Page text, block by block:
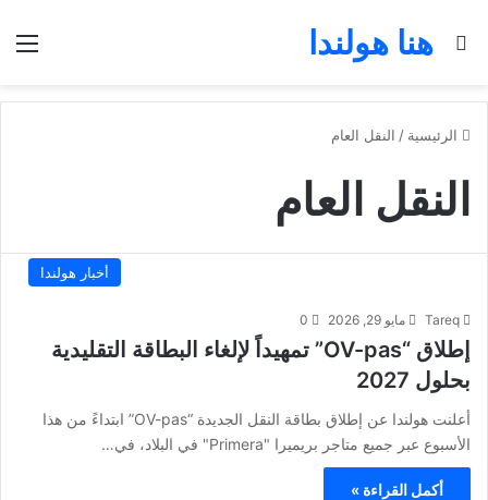
هنا هولندا
بحث عن
الرئيسية / النقل العام
النقل العام
أخبار هولندا
Tareq مايو 29, 2026 0
إطلاق “OV-pas” تمهيداً لإلغاء البطاقة التقليدية
بحلول 2027
أعلنت هولندا عن إطلاق بطاقة النقل الجديدة “OV-pas” ابتداءً من هذا
الأسبوع عبر جميع متاجر بريميرا "Primera" في البلاد، في…
أكمل القراءة »